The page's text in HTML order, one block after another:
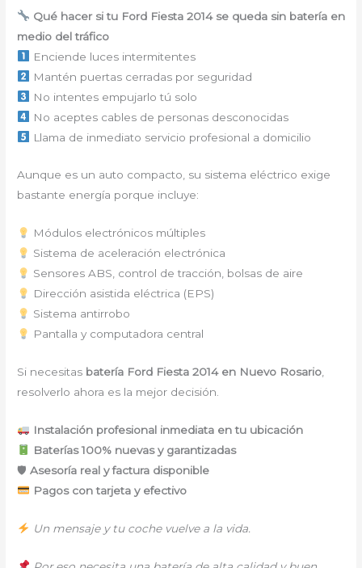
Qué hacer si tu Ford Fiesta 2014 se queda sin batería en
medio del tráfico
Enciende luces intermitentes
Mantén puertas cerradas por seguridad
No intentes empujarlo tú solo
No aceptes cables de personas desconocidas
Llama de inmediato servicio profesional a domicilio
Aunque es un auto compacto, su sistema eléctrico exige
bastante energía porque incluye:
Módulos electrónicos múltiples
Sistema de aceleración electrónica
Sensores ABS, control de tracción, bolsas de aire
Dirección asistida eléctrica (EPS)
Sistema antirrobo
Pantalla y computadora central
Si necesitas batería Ford Fiesta 2014 en Nuevo Rosario
resolverlo ahora es la mejor decisión.
Instalación profesional inmediata en tu ubicación
Baterías 100% nuevas y garantizadas
🛡Asesoría real y factura disponible
Pagos con tarjeta y efectivo
Un mensaje y tu coche vuelve a la vida.